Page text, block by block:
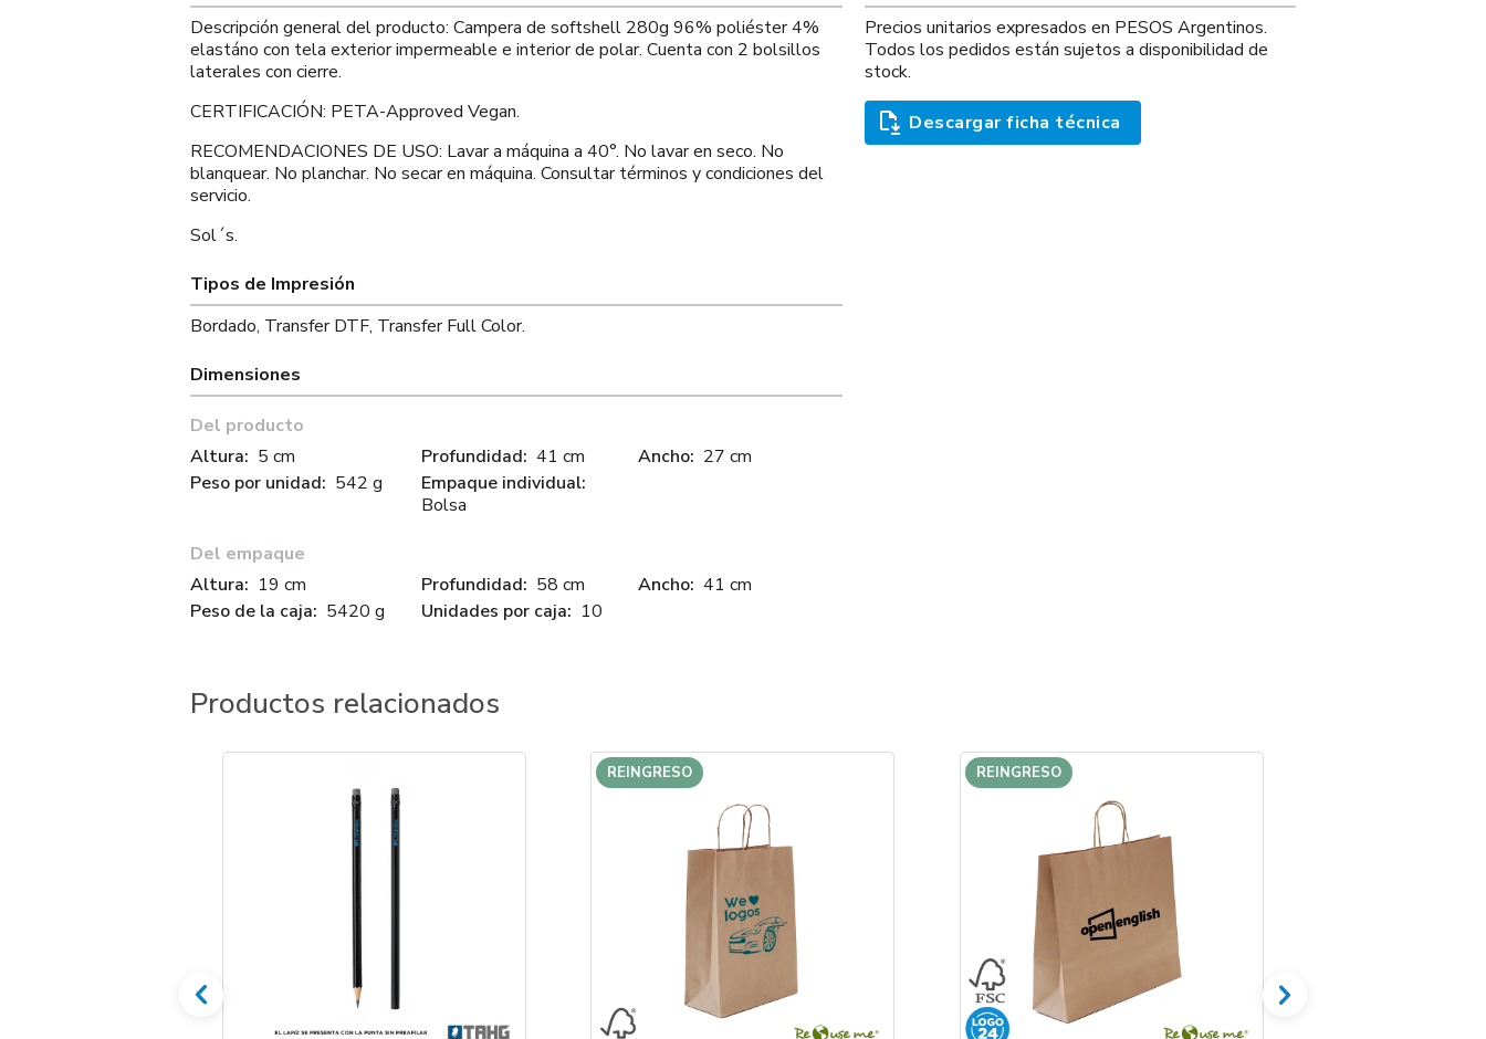
Descripción general del producto: Campera de softshell 280g 96% poliéster 4%
elastáno con tela exterior impermeable e interior de polar. Cuenta con 2 bolsillos
laterales con cierre.
CERTIFICACIÓN: PETA-Approved Vegan.
RECOMENDACIONES DE USO: Lavar a máquina a 40°. No lavar en seco. No
blanquear. No planchar. No secar en máquina. Consultar términos y condiciones del
servicio.
Sol´s.
Tipos de Impresión
Bordado, Transfer DTF, Transfer Full Color.
Dimensiones
Del producto
Altura: 5 cm
Peso por unidad: 542 g
Profundidad: 41 cm
Empaque individual:
Bolsa
Ancho: 27 cm
Del empaque
Altura: 19 cm
Peso de la caja: 5420 g
Profundidad: 58 cm
Unidades por caja: 10
Ancho: 41 cm
Precios unitarios expresados en PESOS Argentinos.
Todos los pedidos están sujetos a disponibilidad de
stock.
Descargar ficha técnica
Productos relacionados
REINGRESO REINGRESO